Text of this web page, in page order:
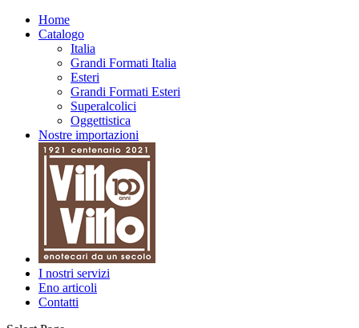
Home
Catalogo
Italia
Grandi Formati Italia
Esteri
Grandi Formati Esteri
Superalcolici
Oggettistica
Nostre importazioni
I nostri servizi
Eno articoli
Contatti